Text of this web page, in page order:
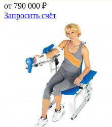
от 790 000 ₽
Запросить счёт